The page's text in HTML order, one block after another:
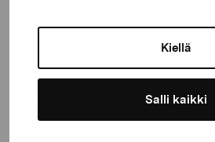
Kiellä
Salli kaikki